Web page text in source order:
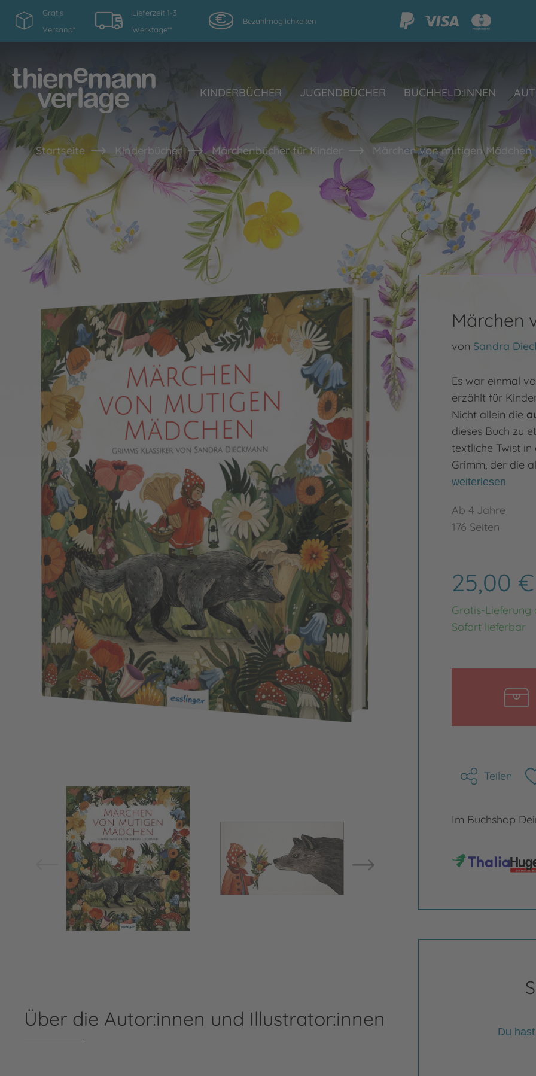
Gratis
Versand*
Lieferzeit 1-3
Werktage**
Bezahlmöglichkeiten
KINDERBÜCHER JUGENDBÜCHER BUCHHELD:INNEN
Startseite Kinderbücher Märchenbücher für Kinder Märchen von mutigen Mädchen
Bild vergrößern
Bild
Märchen
von Sandra
Es war einmal
erzählt für
Nicht allein die
dieses Buch zu
textliche Twist
Grimm, der die
weiterlesen
Ab 4 Jahre
176 Seiten
25,00
Gratis-Lieferung
Sofort lieferbar
Teilen
Im Buchshop
Du
Über die Autor:innen und Illustrator:innen